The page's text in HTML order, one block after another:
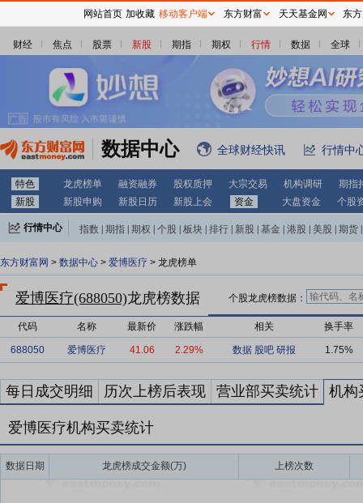
财经 焦点 股票 新股 期指 期权 行情 数据 全球
数据中心 全球财经快讯 行情中
特色 龙虎榜单 融资融券 股权质押 大宗交易 机构调研
期指
新股
新股申购 新股日历 新股上会 资金 大盘资金 个股
行情中心 指数 期指 期权 个股 板块 排行 新股 基金 港股 美股 期货
东方财富网 > 数据中心 > 爱博医疗 > 龙虎榜单
爱博医疗(688050)龙虎榜数据 个股龙虎榜数据：
代码 名称 最新价 涨跌幅 相关 换手率
688050 爱博医疗 41.06 2.29% 数据 股吧 研报 1.75%
每日成交明细 历次上榜后表现 营业部买卖统计 机构
爱博医疗机构买卖统计
数据日期 龙虎榜成交金额(万) 上榜次数
网站首页 加收藏 移动客户端 东方财富 天天基金网 东